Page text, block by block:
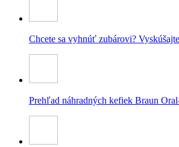
Chcete sa vyhnúť zubárovi?
Prehľad náhradných kefiek Braun